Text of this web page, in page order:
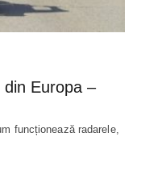
Europa –
funcționează radarele,